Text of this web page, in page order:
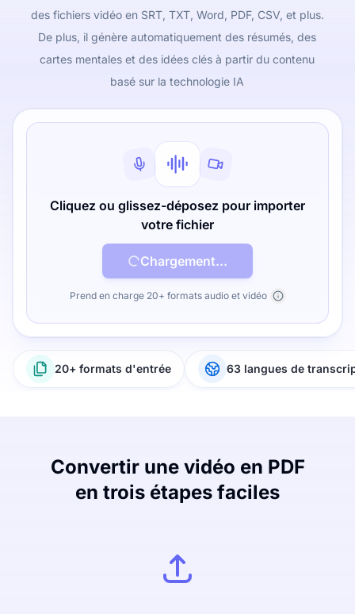
des fichiers vidéo en SRT, TXT, Word, PDF, CSV, et plus.
De plus, il génère automatiquement des résumés, des
cartes mentales et des idées clés à partir du contenu
basé sur la technologie IA
Cliquez ou glissez-déposez pour importer
votre fichier
Chargement...
Prend en charge 20+ formats audio et vidéo
20+ formats d'entrée 63 langues de
Convertir une vidéo en PDF
en trois étapes faciles